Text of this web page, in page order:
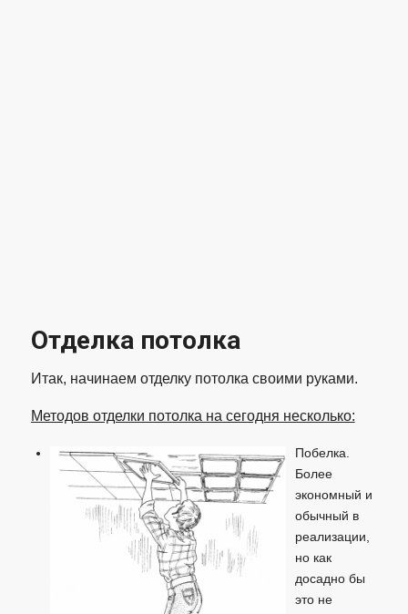
Отделка потолка
Итак, начинаем отделку потолка своими руками.
Методов отделки потолка на сегодня несколько:
Побелка.
Более
экономный и
обычный в
реализации,
но как
досадно бы
это не